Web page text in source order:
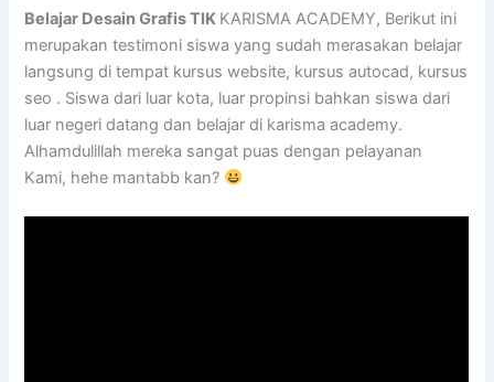
Belajar Desain Grafis TIK KARISMA ACADEMY, Berikut ini
merupakan testimoni siswa yang sudah merasakan belajar
langsung di tempat kursus website, kursus autocad, kursus
seo . Siswa dari luar kota, luar propinsi bahkan siswa dari
luar negeri datang dan belajar di karisma academy.
Alhamdulillah mereka sangat puas dengan pelayanan
Kami, hehe mantabb kan?